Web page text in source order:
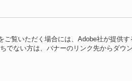
ご覧いただく場合には、Adobe社が提供す
でない方は、バナーのリンク先からダウ